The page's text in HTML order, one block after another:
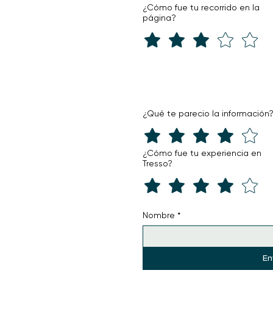
¿Cómo fue tu recorrido en la
página?
¿Qué te parecio la información?
¿Cómo fue tu experiencia en
Tresso?
Nombre *